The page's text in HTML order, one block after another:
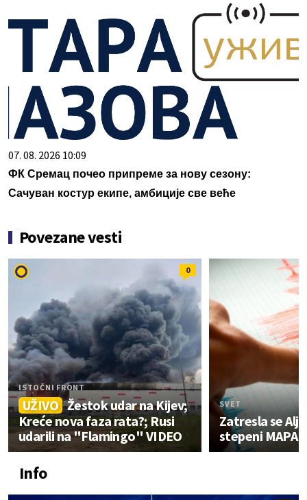
07. 08. 2026 10:09
ФК Сремац почео припреме за нову сезону:
Сачуван костур екипе, амбиције све веће
Povezane vesti
0
ISTOČNI FRONT
UŽIVO Žestok udar na Kijev;
Kreće nova faza rata?; Rusi
udarili na "Flamingo" VIDEO
SVET
Zatresla se
stepeni MAPA
Info